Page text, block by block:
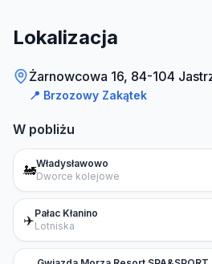
Lokalizacja
Żarnowcowa 16, 84-104
📍 Brzozowy Zakątek
W pobliżu
🚂Władysławowo
Dworce kolejowe
✈️Pałac Kłanino
Lotniska